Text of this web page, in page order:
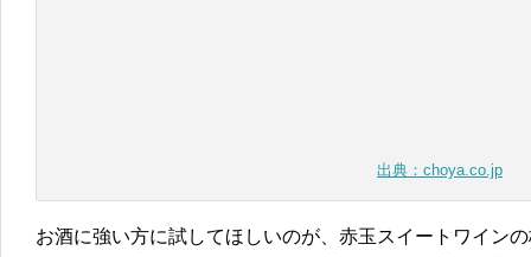
出典：choya.co.jp
お酒に強い方に試してほしいのが、赤玉スイートワイン